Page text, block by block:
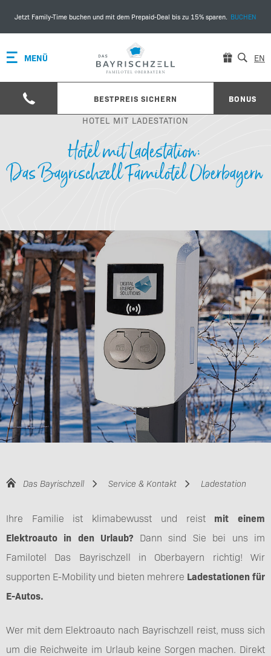
Jetzt Family-Time buchen und mit dem Prepaid-Deal bis zu 15% sparen. BUCHEN
MENÜ
BESTPREIS SICHERN BONUS
EN
HOTEL MIT LADESTATION
Hotel mit Ladestation:
Das Bayrischzell Familotel Oberbayern
Das Bayrischzell Service & Kontakt Ladestation
Ihre Familie ist klimabewusst und reist mit einem
Elektroauto in den Urlaub? Dann sind Sie bei uns im
Familotel Das Bayrischzell in Oberbayern richtig! Wir
supporten E-Mobility und bieten mehrere Ladestationen für
E-Autos.
Wer mit dem Elektroauto nach Bayrischzell reist, muss sich
um die Reichweite im Urlaub keine Sorgen machen. Direkt